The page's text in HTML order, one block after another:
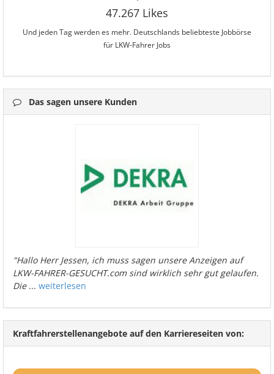
47.267 Likes
Und jeden Tag werden es mehr. Deutschlands beliebteste Jobbörse
für LKW-Fahrer Jobs
Das sagen unsere Kunden
"Hallo Herr Jessen, ich muss sagen unsere Anzeigen auf
LKW-FAHRER-GESUCHT.com sind wirklich sehr gut gelaufen.
Die... weiterlesen
Kraftfahrerstellenangebote auf den Karriereseiten von: